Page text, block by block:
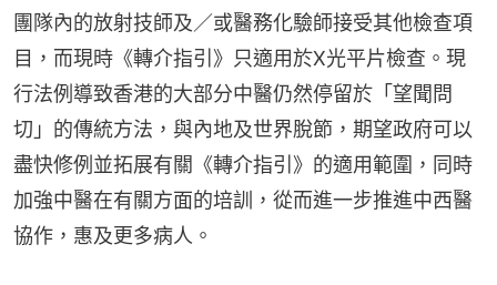
團隊內的放射技師及／或醫務化驗師接受其他檢查項
目，而現時《轉介指引》只適用於X光平片檢查。現
行法例導致香港的大部分中醫仍然停留於「望聞問
切」的傳統方法，與內地及世界脫節，期望政府可以
盡快修例並拓展有關《轉介指引》的適用範圍，同時
加強中醫在有關方面的培訓，從而進一步推進中西醫
協作，惠及更多病人。